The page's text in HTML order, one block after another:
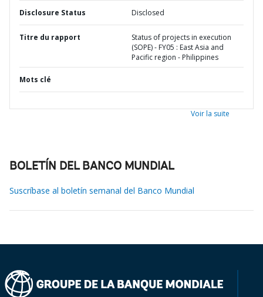
Disclosure Status Disclosed
Titre du rapport
Status of projects in execution
(SOPE) - FY05 : East Asia and
Pacific region - Philippines
Mots clé
Voir la suite
BOLETÍN DEL BANCO MUNDIAL
Suscríbase al boletín semanal del Banco Mundial